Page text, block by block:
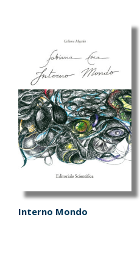
Interno Mondo